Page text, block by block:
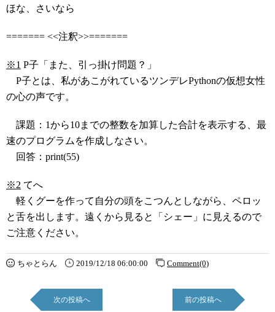
ほな、さいなら
======= <<注釈>>=======
※1 P子「また、引っ掛け問題？」
P子とは、私があこがれているツンデレPythonの仮想女性
の心の声です。
課題：1から10までの整数を加算した合計を表示する、最
速のプログラムを作成しなさい。
回答：print(55)
※2 てへ
軽くグーを作って自分の頭をこつんとしながら、ペロッ
と舌を出します。遠くから見ると「シェー」に見えるので
ご注意ください。
ちゃとらん 2019/12/18 06:00:00 Comment(0)
次の投稿へ 前の投稿へ